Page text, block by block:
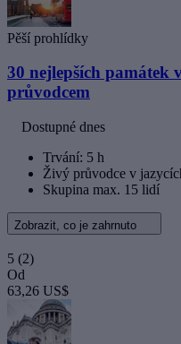
Pěší prohlídky
30 nejlepších památek
průvodcem
Dostupné dnes
Trvání: 5 h
Živý průvodce v
Skupina max. 15 lidí
Zobrazit, co je zahrnuto
5 (2)
Od
63,26 US$